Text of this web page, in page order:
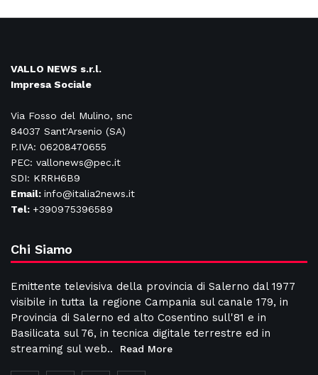
VALLO NEWS s.r.l.
Impresa Sociale
Via Fosso del Mulino, snc
84037 Sant'Arsenio (SA)
P.IVA: 06208470655
PEC: vallonews@pec.it
SDI: KRRH6B9
Email: info@italia2news.it
Tel: +390975396589
Chi Siamo
Emittente televisiva della provincia di Salerno dal 1977
visibile in tutta la regione Campania sul canale 179, in
Provincia di Salerno ed alto Cosentino sull'81 e in
Basilicata sul 76, in tecnica digitale terrestre ed in
streaming sul web..
Read More